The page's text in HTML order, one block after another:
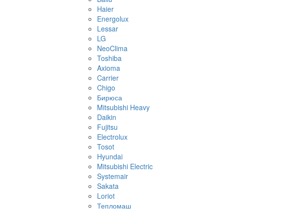
Haier
Energolux
Lessar
LG
NeoClima
Toshiba
Axioma
Carrier
Chigo
Бирюса
Mitsubishi Heavy
Daikin
Fujitsu
Electrolux
Tosot
Hyundai
Mitsubishi Electric
Systemair
Sakata
Loriot
Тепломаш